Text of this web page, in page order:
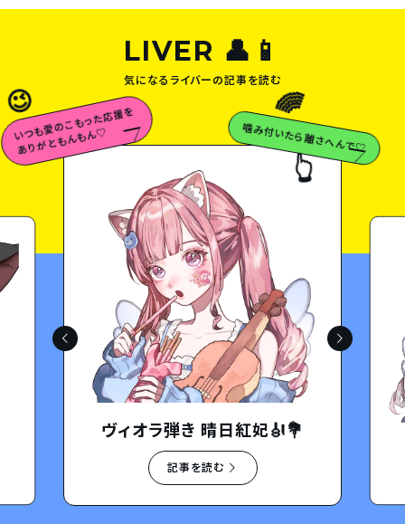
LIVER 👤📱
気になるライバーの記事を読む
ﾞうﾞ‼︎‼︎‼︎
😉
い
つ
も
愛
の
こ
も
っ
た
応
援
を
あ
り
が
と
も
ん
も
ん
♡
🌈
👆
噛み付いたら離さへんで♡
ヴィオラ弾き 晴日紅妃🎻💐
記事を読む
みんなも大好き